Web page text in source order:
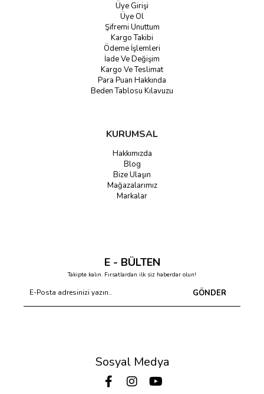
Üye Girişi
Üye Ol
Şifremi Unuttum
Kargo Takibi
Ödeme İşlemleri
İade Ve Değişim
Kargo Ve Teslimat
Para Puan Hakkında
Beden Tablosu Kılavuzu
KURUMSAL
Hakkımızda
Blog
Bize Ulaşın
Mağazalarımız
Markalar
E - BÜLTEN
Takipte kalın. Fırsatlardan ilk siz haberdar olun!
GÖNDER
Sosyal Medya